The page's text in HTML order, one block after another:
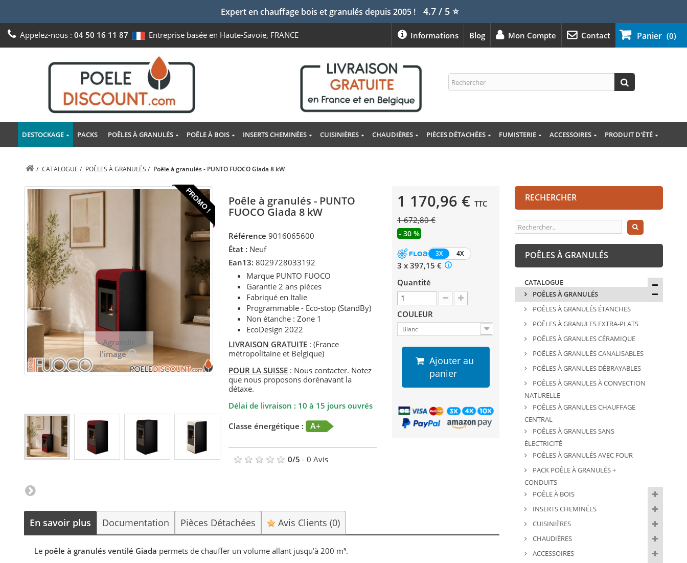
Expert en chauffage bois et granulés depuis 2005 ! 4.7 / 5⭐
Panier (0)
Appelez-nous : 04 50 16 11 87 Entreprise basée en Haute-Savoie, FRANCE Contact
Mon Compte
Blog
Informations
DESTOCKAGE PACKS POÊLES À GRANULÉS POÊLE À BOIS INSERTS CHEMINÉES CUISINIÈRES CHAUDIÈRES PIÈCES DÉTACHÉES FUMISTERIE ACCESSOIRES PRODUIT D'ÉTÉ
/ CATALOGUE / POÊLES À GRANULÉS / Poêle à granulés - PUNTO FUOCO Giada 8 kW
PROMO !
Agrandir
l'image
Poêle à granulés - PUNTO
FUOCO Giada 8 kW
Référence 9016065600
État : Neuf
Ean13: 8029728033192
Marque PUNTO FUOCO
Garantie 2 ans pièces
Fabriqué en Italie
Programmable - Eco-stop (StandBy)
Non étanche : Zone 1
EcoDesign 2022
LIVRAISON GRATUITE : (France
métropolitaine et Belgique)
POUR LA SUISSE : Nous contacter. Notez
que nous proposons dorénavant la
détaxe.
Délai de livraison : 10 à 15 jours ouvrés
Classe énergétique :
A+
0/5 - 0 Avis
1 170,96 € TTC
1 672,80 €
- 30 %
3X 4X
3 x 397,15 €
Quantité
COULEUR
Blanc
Ajouter au
panier
En savoir plus Documentation Pièces Détachées Avis Clients(0)
Le poêle à granulés ventilé Giada permets de chauffer un volume allant jusqu’à 200 m³.
RECHERCHER
POÊLES À GRANULÉS
CATALOGUE
POÊLES À GRANULÉS
POÊLES À GRANULÉS ÉTANCHES
POÊLES À GRANULES EXTRA-PLATS
POÊLES À GRANULES CÉRAMIQUE
POÊLES À GRANULÉS CANALISABLES
POÊLES À GRANULES DÉBRAYABLES
POÊLES À GRANULES À CONVECTION
NATURELLE
POÊLES À GRANULES CHAUFFAGE
CENTRAL
POÊLES À GRANULES SANS
ÉLECTRICITÉ
POÊLES À GRANULÉS AVEC FOUR
PACK POÊLE À GRANULÉS +
CONDUITS
POÊLE À BOIS
INSERTS CHEMINÉES
CUISINIÈRES
CHAUDIÈRES
ACCESSOIRES